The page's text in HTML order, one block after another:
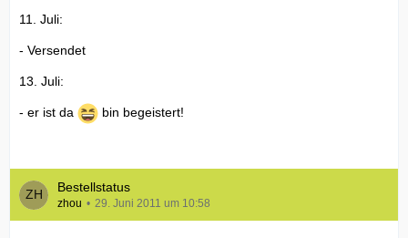
11. Juli:
- Versendet
13. Juli:
- er ist da bin begeistert!
Bestellstatus
zhou 29. Juni 2011 um 10:58